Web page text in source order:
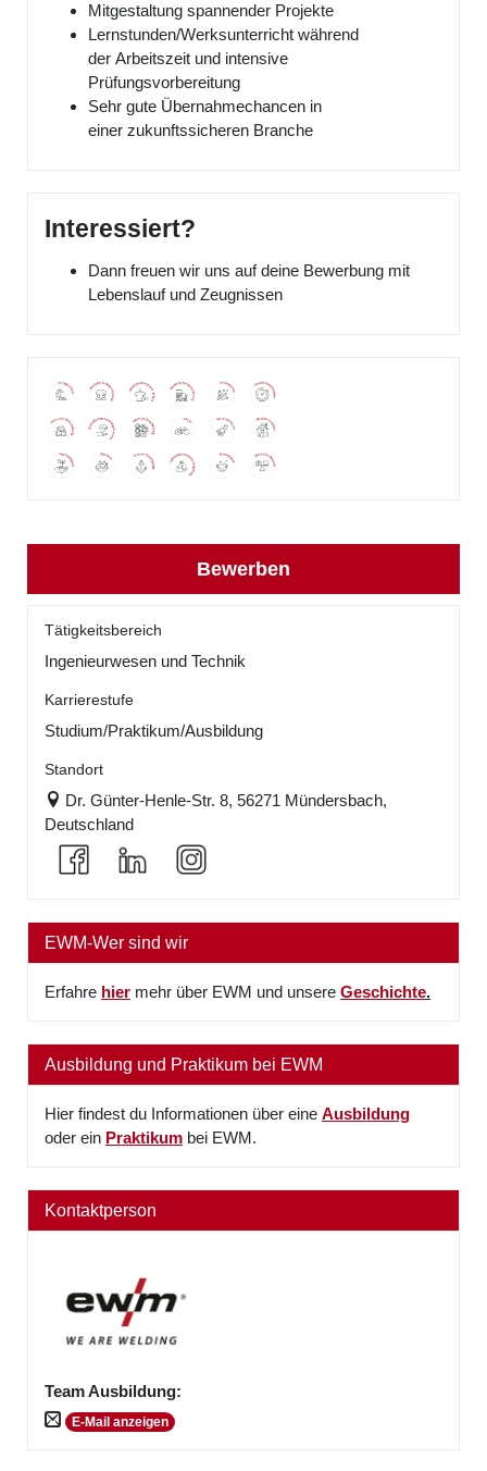
Mitgestaltung spannender Projekte
Lernstunden/Werksunterricht während
der Arbeitszeit und intensive
Prüfungsvorbereitung
Sehr gute Übernahmechancen in
einer zukunftssicheren Branche
Interessiert?
Dann freuen wir uns auf deine Bewerbung mit
Lebenslauf und Zeugnissen
Bewerben
Tätigkeitsbereich
Ingenieurwesen und Technik
Karrierestufe
Studium/Praktikum/Ausbildung
Standort
Dr. Günter-Henle-Str. 8, 56271 Mündersbach,
Deutschland
EWM-Wer sind wir
Erfahre hier mehr über EWM und unsere Geschichte.
Ausbildung und Praktikum bei EWM
Hier findest du Informationen über eine Ausbildung
oder ein Praktikum bei EWM.
Kontaktperson
Team Ausbildung:
E-Mail anzeigen